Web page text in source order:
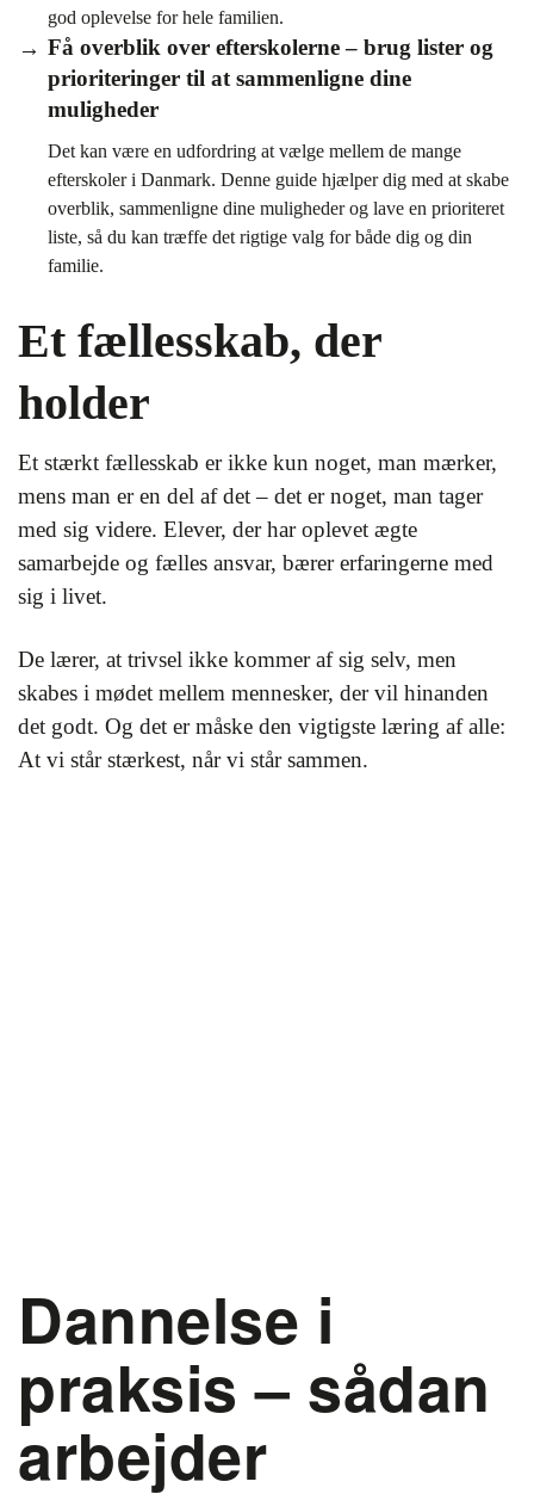
god oplevelse for hele familien.
Få overblik over efterskolerne – brug lister og
prioriteringer til at sammenligne dine
muligheder
Det kan være en udfordring at vælge mellem de mange
efterskoler i Danmark. Denne guide hjælper dig med at skabe
overblik, sammenligne dine muligheder og lave en prioriteret
liste, så du kan træffe det rigtige valg for både dig og din
familie.
Et fællesskab, der
holder
Et stærkt fællesskab er ikke kun noget, man mærker,
mens man er en del af det – det er noget, man tager
med sig videre. Elever, der har oplevet ægte
samarbejde og fælles ansvar, bærer erfaringerne med
sig i livet.
De lærer, at trivsel ikke kommer af sig selv, men
skabes i mødet mellem mennesker, der vil hinanden
det godt. Og det er måske den vigtigste læring af alle:
At vi står stærkest, når vi står sammen.
Dannelse i
praksis – sådan
arbejder